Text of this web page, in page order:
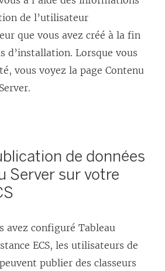
de l’utilisateur
que vous avez créé à la fin
d’installation. Lorsque vous
vous voyez la page Contenu
de données
Server sur votre
avez configuré Tableau
ECS, les utilisateurs de
publier des classeurs